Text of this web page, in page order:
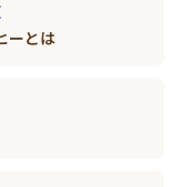
ーとは